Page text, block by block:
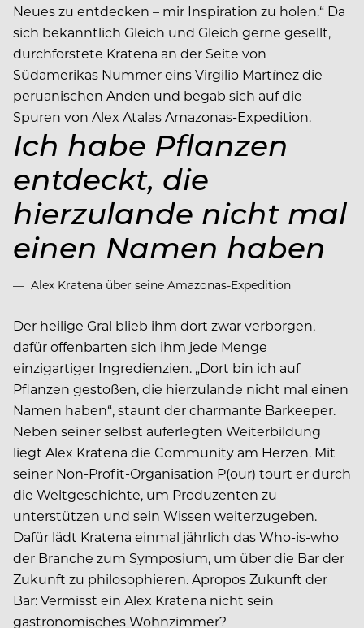
Neues zu entdecken – mir Inspiration zu holen.“ Da
sich bekanntlich Gleich und Gleich gerne gesellt,
durchforstete Kratena an der Seite von
Südamerikas Nummer eins Virgilio Martínez die
peruanischen Anden und begab sich auf die
Spuren von Alex Atalas Amazonas-Expedition.
Ich habe Pflanzen
entdeckt, die
hierzulande nicht mal
einen Namen haben
Alex Kratena über seine Amazonas-Expedition
Der heilige Gral blieb ihm dort zwar verborgen,
dafür offenbarten sich ihm jede Menge
einzigartiger Ingredienzien. „Dort bin ich auf
Pflanzen gestoßen, die hierzulande nicht mal einen
Namen haben“, staunt der charmante Barkeeper.
Neben seiner selbst auferlegten Weiterbildung
liegt Alex Kratena die Community am Herzen. Mit
seiner Non-Profit-Organisation P(our) tourt er durch
die Weltgeschichte, um Produzenten zu
unterstützen und sein Wissen weiterzugeben.
Dafür lädt Kratena einmal jährlich das Who-is-who
der Branche zum Symposium, um über die Bar der
Zukunft zu philosophieren. Apropos Zukunft der
Bar: Vermisst ein Alex Kratena nicht sein
gastronomisches Wohnzimmer?